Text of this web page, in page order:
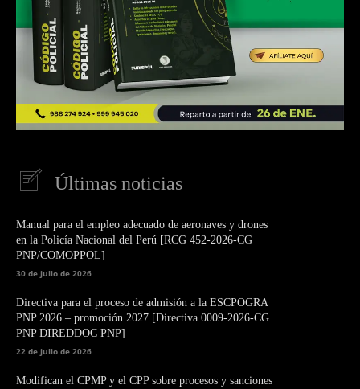
Últimas noticias
Manual para el empleo adecuado de aeronaves y drones
en la Policía Nacional del Perú [RCG 452-2026-CG
PNP/COMOPPOL]
30 de julio de 2026
Directiva para el proceso de admisión a la ESCPOGRA
PNP 2026 – promoción 2027 [Directiva 0009-2026-CG
PNP DIREDDOC PNP]
22 de julio de 2026
Modifican el CPMP y el CPP sobre procesos y sanciones